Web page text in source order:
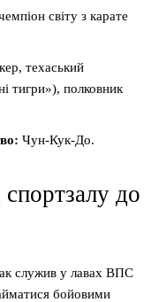
світу з карате
техаський
тигри»), полковник
Чун-Кук-До.
до
служив у лавах ВПС
бойовими